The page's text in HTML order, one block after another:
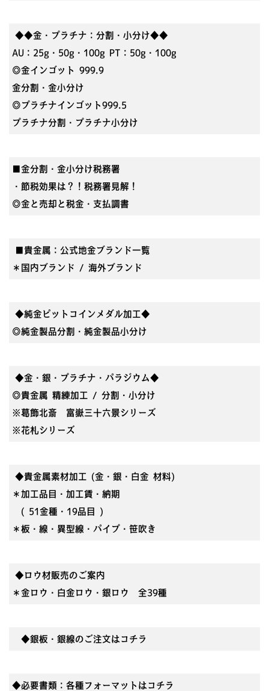
◆◆金・プラチナ：分割・小分け◆◆
AU：25g・50g・100g PT：50g・100g
◎金インゴット 999.9
金分割・金小分け
◎プラチナインゴット999.5
プラチナ分割・プラチナ小分け
■金分割・金小分け税務署
・節税効果は？！税務署見解！
◎金と売却と税金・支払調書
■貴金属：公式地金ブランド一覧
＊国内ブランド / 海外ブランド
◆純金ピットコインメダル加工◆
◎純金製品分割・純金製品小分け
◆金・銀・プラチナ・パラジウム◆
◎貴金属 精練加工 / 分割・小分け
※葛飾北斎 富嶽三十六景シリーズ
※花札シリーズ
◆貴金属素材加工 (金・銀・白金 材料)
＊加工品目・加工賃・納期
( 51金種・19品目 )
＊板・線・異型線・パイプ・笹吹き
◆ロウ材販売のご案内
＊金ロウ・白金ロウ・銀ロウ 全39種
◆銀板・銀線のご注文はコチラ
◆必要書類：各種フォーマットはコチラ